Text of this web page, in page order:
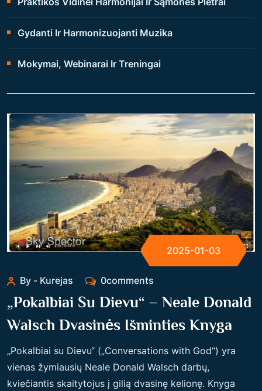
Gydanti Ir Harmonizuojanti Muzika
Mokymai, Webinarai Ir Treningai
2025-01-03
By - Kurejas 0comments
„Pokalbiai Su Dievu“ – Neale Donald
Walsch Dvasinės Išminties Knyga
„Pokalbiai su Dievu“ („Conversations with God“) yra
vienas žymiausių Neale Donald Walsch darbų,
kviečiantis skaitytojus į gilią dvasinę kelionę. Knyga